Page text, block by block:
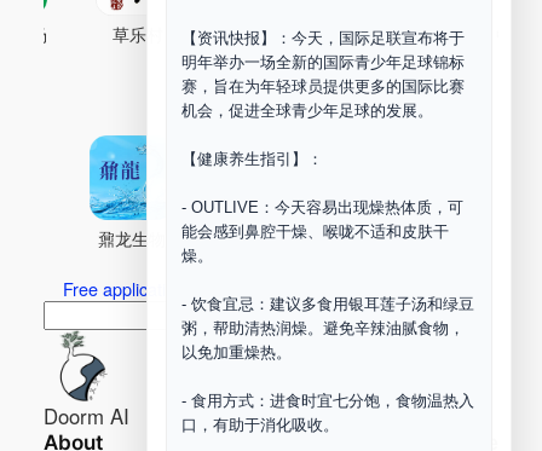
【资讯快报】：今天，国际足联宣布将于
明年举办一场全新的国际青少年足球锦标
赛，旨在为年轻球员提供更多的国际比赛
机会，促进全球青少年足球的发展。
【健康养生指引】：
- OUTLIVE：今天容易出现燥热体质，可
能会感到鼻腔干燥、喉咙不适和皮肤干
燥。
- 饮食宜忌：建议多食用银耳莲子汤和绿豆
粥，帮助清热润燥。避免辛辣油腻食物，
以免加重燥热。
- 食用方式：进食时宜七分饱，食物温热入
口，有助于消化吸收。
药场 草乐村 中药剂合成 DOORM
Maker Space
鼐龙生物 PLM 商兑园
Free application for “Healing Association Membership”
索
Search
Doorm AI
About